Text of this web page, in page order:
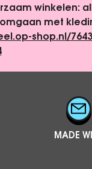
winkelen:
met
shop.nl/
MADE